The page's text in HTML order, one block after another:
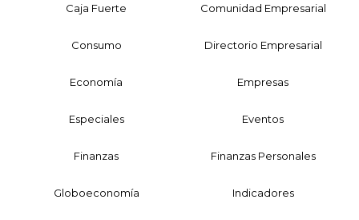
Caja Fuerte Comunidad Empresarial
Consumo Directorio Empresarial
Economía Empresas
Especiales Eventos
Finanzas Finanzas Personales
Globoeconomía Indicadores